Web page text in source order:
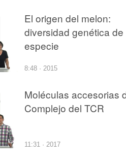
El origen del melon:
diversidad genética de
especie
8:48 · 2015
Moléculas accesorias
Complejo del TCR
11:31 · 2017